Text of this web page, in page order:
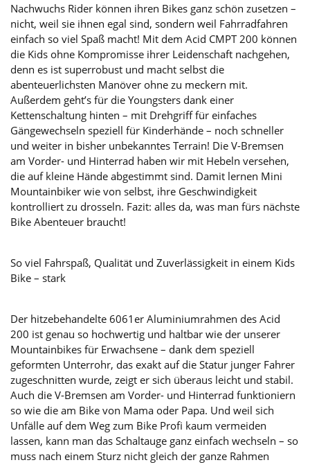
Nachwuchs Rider können ihren Bikes ganz schön zusetzen –
nicht, weil sie ihnen egal sind, sondern weil Fahrradfahren
einfach so viel Spaß macht! Mit dem Acid CMPT 200 können
die Kids ohne Kompromisse ihrer Leidenschaft nachgehen,
denn es ist superrobust und macht selbst die
abenteuerlichsten Manöver ohne zu meckern mit.
Außerdem geht’s für die Youngsters dank einer
Kettenschaltung hinten – mit Drehgriff für einfaches
Gängewechseln speziell für Kinderhände – noch schneller
und weiter in bisher unbekanntes Terrain! Die V-Bremsen
am Vorder- und Hinterrad haben wir mit Hebeln versehen,
die auf kleine Hände abgestimmt sind. Damit lernen Mini
Mountainbiker wie von selbst, ihre Geschwindigkeit
kontrolliert zu drosseln. Fazit: alles da, was man fürs nächste
Bike Abenteuer braucht!
So viel Fahrspaß, Qualität und Zuverlässigkeit in einem Kids
Bike – stark
Der hitzebehandelte 6061er Aluminiumrahmen des Acid
200 ist genau so hochwertig und haltbar wie der unserer
Mountainbikes für Erwachsene – dank dem speziell
geformten Unterrohr, das exakt auf die Statur junger Fahrer
zugeschnitten wurde, zeigt er sich überaus leicht und stabil.
Auch die V-Bremsen am Vorder- und Hinterrad funktioniern
so wie die am Bike von Mama oder Papa. Und weil sich
Unfälle auf dem Weg zum Bike Profi kaum vermeiden
lassen, kann man das Schaltauge ganz einfach wechseln – so
muss nach einem Sturz nicht gleich der ganze Rahmen